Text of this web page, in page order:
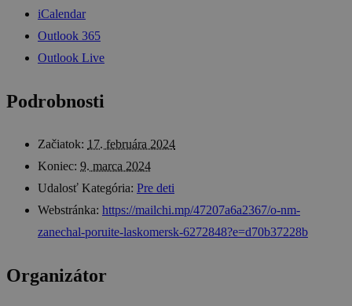
iCalendar
Outlook 365
Outlook Live
Podrobnosti
Začiatok: 17. februára 2024
Koniec: 9. marca 2024
Udalosť Kategória: Pre deti
Webstránka: https://mailchi.mp/47207a6a2367/o-nm-
zanechal-poruite-laskomersk-6272848?e=d70b37228b
Organizátor